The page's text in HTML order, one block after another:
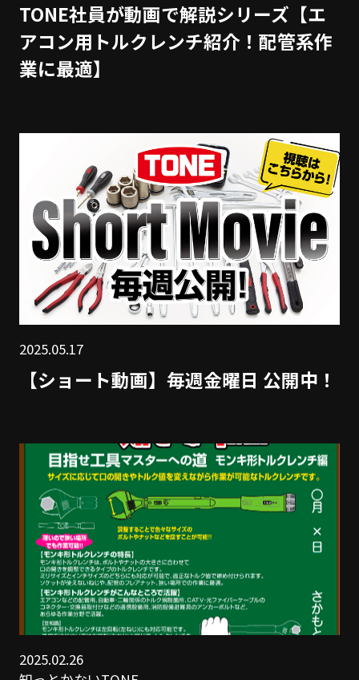
TONE社員が動画で解説シリーズ【エ
アコン用トルクレンチ紹介！配管系作
業に最適】
2025.05.17
【ショート動画】毎週金曜日 公開中！
2025.02.26